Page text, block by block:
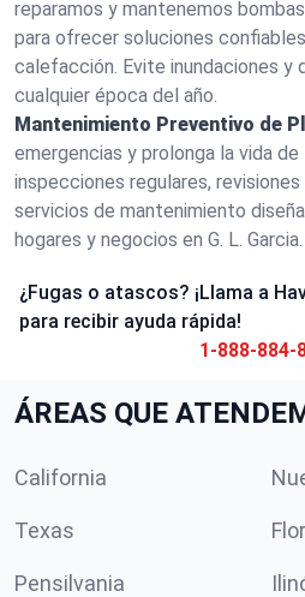
reparamos y mantenemos
para ofrecer soluciones
calefacción. Evite inundaciones y
cualquier época del año.
Mantenimiento Preventivo de
emergencias y prolonga la vida
inspecciones regulares,
servicios de mantenimiento
hogares y negocios en G. L. Garcia.
¿Fugas o atascos? ¡Llama a
para recibir ayuda rápida!
1-888-884-
ÁREAS QUE
California
Texas
Pensilvania